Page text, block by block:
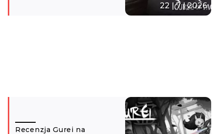
22 | 7 | 2026
Recenzja Gurei na